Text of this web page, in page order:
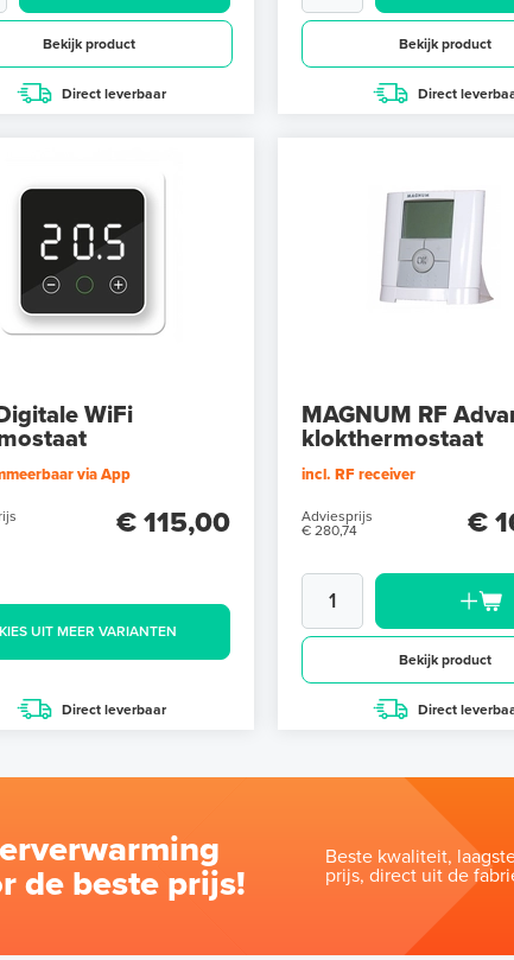
Bekijk product
Direct leverbaar
Bekijk product
Direct
WiFi
via App
€ 115,00
KIES UIT MEER VARIANTEN
Direct leverbaar
MAGNUM RF
klokthermostaat
incl. RF receiver
Adviesprijs
€ 280,74
€
Bekijk product
Direct
de beste prijs!
Beste kwaliteit,
prijs, direct uit de